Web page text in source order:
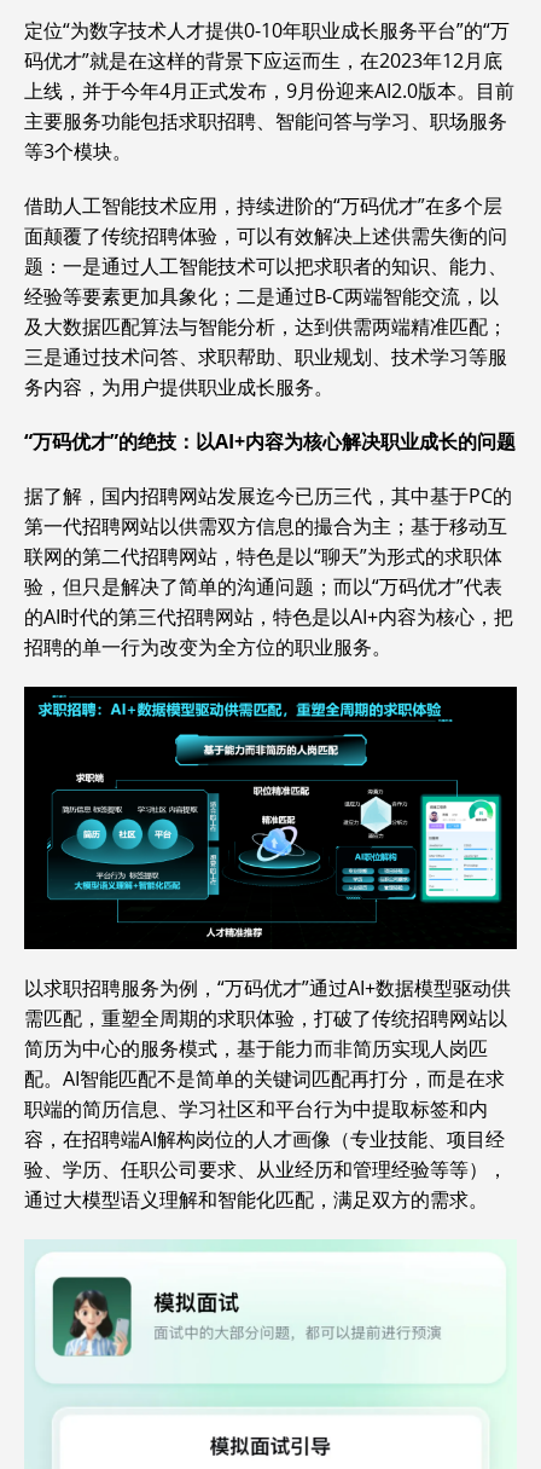
定位“为数字技术人才提供0-10年职业成长服务平台”的“万
码优才”就是在这样的背景下应运而生，在2023年12月底
上线，并于今年4月正式发布，9月份迎来AI2.0版本。目前
主要服务功能包括求职招聘、智能问答与学习、职场服务
等3个模块。
借助人工智能技术应用，持续进阶的“万码优才”在多个层
面颠覆了传统招聘体验，可以有效解决上述供需失衡的问
题：一是通过人工智能技术可以把求职者的知识、能力、
经验等要素更加具象化；二是通过B-C两端智能交流，以
及大数据匹配算法与智能分析，达到供需两端精准匹配；
三是通过技术问答、求职帮助、职业规划、技术学习等服
务内容，为用户提供职业成长服务。
“万码优才”的绝技：以AI+内容为核心解决职业成长的问题
据了解，国内招聘网站发展迄今已历三代，其中基于PC的
第一代招聘网站以供需双方信息的撮合为主；基于移动互
联网的第二代招聘网站，特色是以“聊天”为形式的求职体
验，但只是解决了简单的沟通问题；而以“万码优才”代表
的AI时代的第三代招聘网站，特色是以AI+内容为核心，把
招聘的单一行为改变为全方位的职业服务。
以求职招聘服务为例，“万码优才”通过AI+数据模型驱动供
需匹配，重塑全周期的求职体验，打破了传统招聘网站以
简历为中心的服务模式，基于能力而非简历实现人岗匹
配。AI智能匹配不是简单的关键词匹配再打分，而是在求
职端的简历信息、学习社区和平台行为中提取标签和内
容，在招聘端AI解构岗位的人才画像（专业技能、项目经
验、学历、任职公司要求、从业经历和管理经验等等），
通过大模型语义理解和智能化匹配，满足双方的需求。